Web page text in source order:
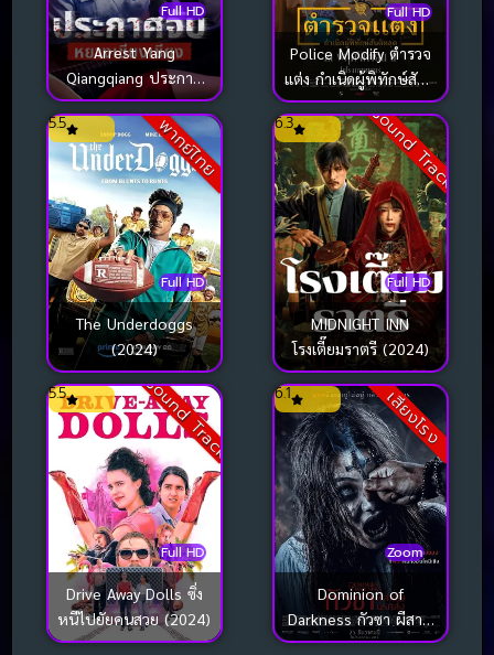
Full HD
Arrest Yang
Qiangqiang ประกาศ
จับหยางเชียงเชียง
(2024)
Full HD
Police Modify ตำรวจ
แต่ง กำเนิดผู้พิทักษ์สันติ
หลุด (2024)
พากย์ไทย
Full HD
5.5
The Underdoggs
(2024)
Sound Track
Full HD
6.3
MIDNIGHT INN
โรงเตี๊ยมราตรี (2024)
Sound Track
Full HD
5.5
Drive Away Dolls ซิ่ง
หนีไปยัยคนสวย (2024)
เสียงโรง
Zoom
6.1
Dominion of
Darkness กัวซา ผีสาป
นรกส่ง (2024)